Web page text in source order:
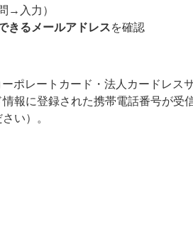
→入力）
きるメールアドレスを確認
ポレートカード・法人カードレス
情報に登録された携帯電話番号が
い）。